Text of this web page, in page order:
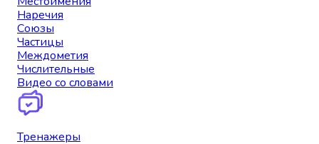
Наречия
Союзы
Частицы
Междометия
Числительные
Видео со словами
Тренажеры